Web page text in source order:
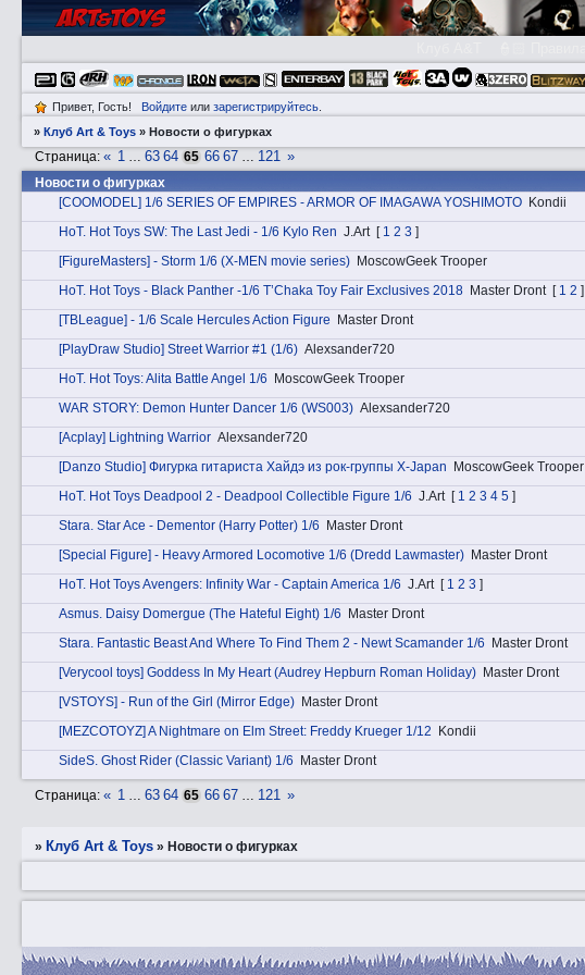
Привет, Гость! Войдитеили зарегистрируйтесь.
»Клуб Art & Toys »­Новости о фигурках
­Новости о фигурках
Страница:« 1 … 63 64 65 66 67 … 121 »
[COOMODEL] 1/6 SERIES OF EMPIRES - ARMOR OF IMAGAWA YOSHIMOTO Kondii
HоT. Hot Toys SW: The Last Jedi - 1/6 Kylo Ren J.Art [ 1 2 3 ]
[FigureMasters] - Storm 1/6 (X-MEN movie series) MoscowGeek Trooper
HоT. Hot Toys - Black Panther -1/6 T’Chaka Toy Fair Exclusives 2018 Master Dront [ 1 2 ]
[TBLeague] - 1/6 Scale Hercules Action Figure Master Dront
[PlayDraw Studio] Street Warrior #1 (1/6) Alexsander720
HоT. Hot Toys: Alita Battle Angel 1/6 MoscowGeek Trooper
WAR STORY: Demon Hunter Dancer 1/6 (WS003) Alexsander720
[Acplay] Lightning Warrior Alexsander720
[Danzo Studio] Фигурка гитариста Хайдэ из рок-группы X-Japan MoscowGeek Trooper
HоT. Hot Toys Deadpool 2 - Deadpool Collectible Figure 1/6 J.Art [ 1 2 3 4 5 ]
Stаra. Star Ace - Dementor (Harry Potter) 1/6 Master Dront
[Special Figure] - Heavy Armored Locomotive 1/6 (Dredd Lawmaster) Master Dront
HоT. Hot Toys Avengers: Infinity War - Captain America 1/6 J.Art [ 1 2 3 ]
Аsmus. Daisy Domergue (The Hateful Eight) 1/6 Master Dront
Stаra. Fantastic Beast And Where To Find Them 2 - Newt Scamander 1/6 Master Dront
[Verycool toys] Goddess In My Heart (Audrey Hepburn Roman Holiday) Master Dront
[VSTOYS] - Run of the Girl (Mirror Edge) Master Dront
[MEZCOTOYZ] A Nightmare on Elm Street: Freddy Krueger 1/12 Kondii
SidеS. Ghost Rider (Classic Variant) 1/6 Master Dront
Страница:« 1 … 63 64 65 66 67 … 121 »
» Клуб Art & Toys »­Новости о фигурках